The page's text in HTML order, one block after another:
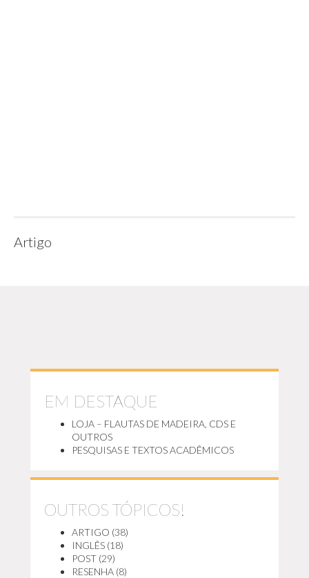
Artigo
EM DESTAQUE
LOJA – FLAUTAS DE MADEIRA, CDS E
OUTROS
PESQUISAS E TEXTOS ACADÊMICOS
OUTROS TÓPICOS!
ARTIGO (38)
INGLÊS (18)
POST (29)
RESENHA (8)